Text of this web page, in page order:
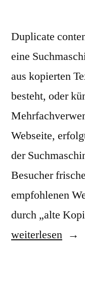
Duplicate
eine
aus kopierten
besteht, oder
Webseite,
der
Besucher
empfohlenen
durch „alte
weiterlesen